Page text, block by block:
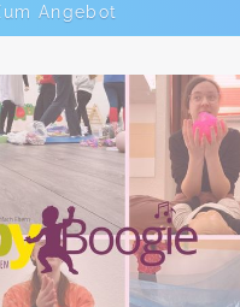
Angebot